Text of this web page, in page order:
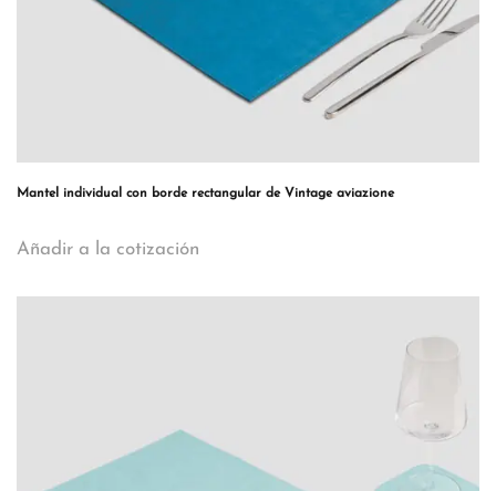
Mantel individual con borde rectangular de Vintage aviazione
Añadir a la cotización